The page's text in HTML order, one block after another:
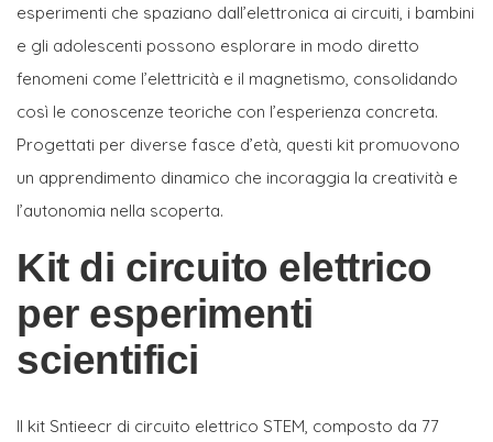
esperimenti che spaziano dall’elettronica ai circuiti, i bambini
e gli adolescenti possono esplorare in modo diretto
fenomeni come l’elettricità e il magnetismo, consolidando
così le conoscenze teoriche con l’esperienza concreta.
Progettati per diverse fasce d’età, questi kit promuovono
un apprendimento dinamico che incoraggia la creatività e
l’autonomia nella scoperta.
Kit di circuito elettrico
per esperimenti
scientifici
Il kit Sntieecr di circuito elettrico STEM, composto da 77